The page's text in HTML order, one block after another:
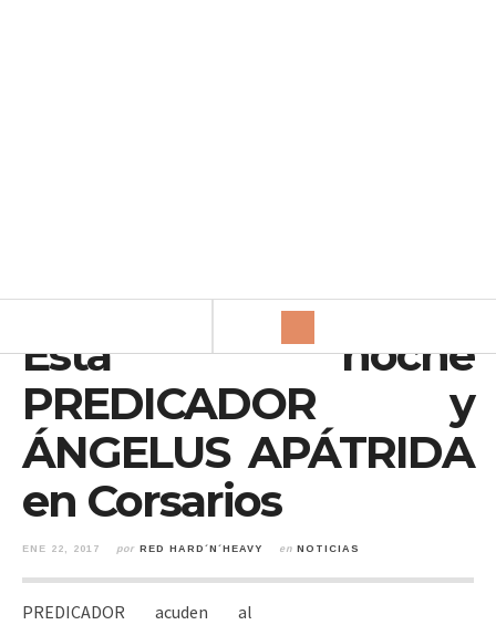
Esta noche
PREDICADOR y
ÁNGELUS APÁTRIDA
en Corsarios
ENE 22, 2017 por RED HARD´N´HEAVY en NOTICIAS
PREDICADOR acuden al